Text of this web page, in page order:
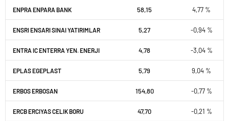
ENPRA ENPARA BANK 58,15 4,77 %
ENSRI ENSARI SINAI YATIRIMLAR 5,27 -0,94 %
ENTRA IC ENTERRA YEN. ENERJI 4,78 -3,04 %
EPLAS EGEPLAST 5,79 9,04 %
ERBOS ERBOSAN 154,80 -0,77 %
ERCB ERCIYAS CELIK BORU 47,70 -0,21 %